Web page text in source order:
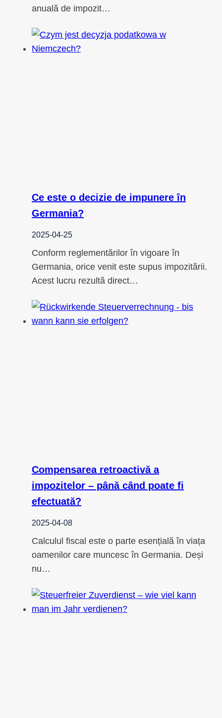
anuală de impozit…
Ce este o decizie de impunere în
Germania?
2025-04-25
Conform reglementărilor în vigoare în
Germania, orice venit este supus impozitării.
Acest lucru rezultă direct…
Compensarea retroactivă a
impozitelor – până când poate fi
efectuată?
2025-04-08
Calculul fiscal este o parte esențială în viața
oamenilor care muncesc în Germania. Deși
nu…